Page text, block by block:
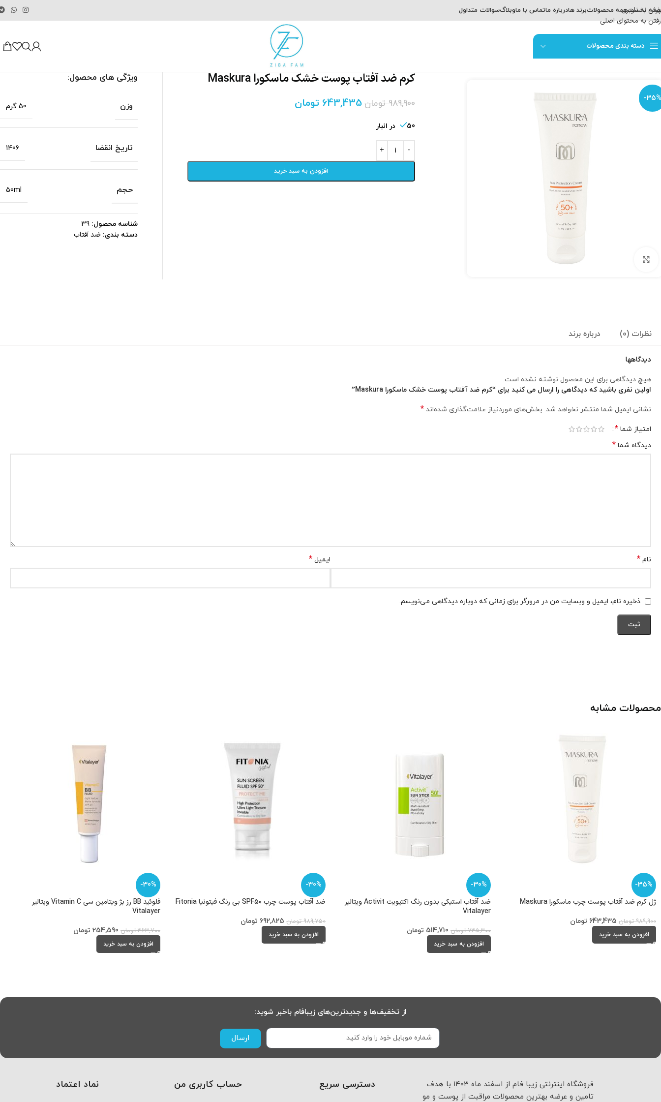
پرش به ناوبری
رفتن به محتوای اصلی
نخستهمه محصولاتبرند هادرباره ماتماس با ماوبلاگسوالات متداول
دسته بندی محصولات
-35%
برای بزرگنمایی کلیک کنید
کرم ضد آفتاب پوست خشک ماسکورا Maskura
989,900 تومان 643,435 تومان
50 در انبار
افزودن به سبد خرید
ویژگی های محصول:
وزن 50 گرم
تاریخ انقضا 1406
حجم 50ml
شناسه محصول: 39
دسته بندی: ضد آفتاب
نظرات (0) درباره برند
دیدگاهها
هیچ دیدگاهی برای این محصول نوشته نشده است.
اولین نفری باشید که دیدگاهی را ارسال می کنید برای “کرم ضد آفتاب پوست خشک ماسکورا Maskura”
نشانی ایمیل شما منتشر نخواهد شد. بخش‌های موردنیاز علامت‌گذاری شده‌اند *
امتیاز شما *
دیدگاه شما *
نام * ایمیل *
ذخیره نام، ایمیل و وبسایت من در مرورگر برای زمانی که دوباره دیدگاهی می‌نویسم.
محصولات مشابه
-35%
ژل کرم ضد آفتاب پوست چرب ماسکورا Maskura
989,900 تومان 643,435 تومان
افزودن به سبد خرید
-30%
ضد آفتاب استیکی بدون رنگ اکتیویت Activit ویتالیر
Vitalayer
735,300 تومان 514,710 تومان
افزودن به سبد خرید
-30%
ضد آفتاب پوست چرب SPF50 بی رنگ فیتونیا Fitonia
989,750 تومان 692,825 تومان
افزودن به سبد خرید
-30%
فلوئید BB رز بژ ویتامین سی Vitamin C ویتالیر
Vitalayer
363,700 تومان 254,590 تومان
افزودن به سبد خرید
از تخفیف‌ها و جدیدترین‌های زیبافام باخبر شوید:
ارسال
فروشگاه اینترنتی زیبا فام از اسفند ماه ۱۴۰۳ با هدف
تامین و عرضه بهترین محصولات مراقبت از پوست و مو
دسترسی سریع حساب کاربری من نماد اعتماد